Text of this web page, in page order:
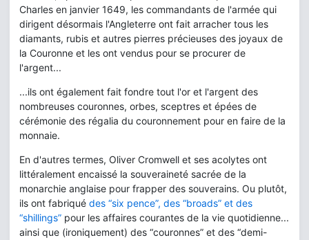
Charles en janvier 1649, les commandants de l'armée qui
dirigent désormais l'Angleterre ont fait arracher tous les
diamants, rubis et autres pierres précieuses des joyaux de
la Couronne et les ont vendus pour se procurer de
l'argent...
...ils ont également fait fondre tout l'or et l'argent des
nombreuses couronnes, orbes, sceptres et épées de
cérémonie des régalia du couronnement pour en faire de la
monnaie.
En d'autres termes, Oliver Cromwell et ses acolytes ont
littéralement encaissé la souveraineté sacrée de la
monarchie anglaise pour frapper des souverains. Ou plutôt,
ils ont fabriqué des “six pence”, des “broads” et des
“shillings” pour les affaires courantes de la vie quotidienne...
ainsi que (ironiquement) des “couronnes” et des “demi-